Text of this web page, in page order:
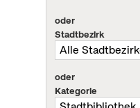
oder
Stadtbezirk
oder
Kategorie